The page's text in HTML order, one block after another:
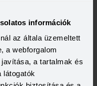
információk
az általa üzemeltett
a webforgalom
a tartalmak és
látogatók